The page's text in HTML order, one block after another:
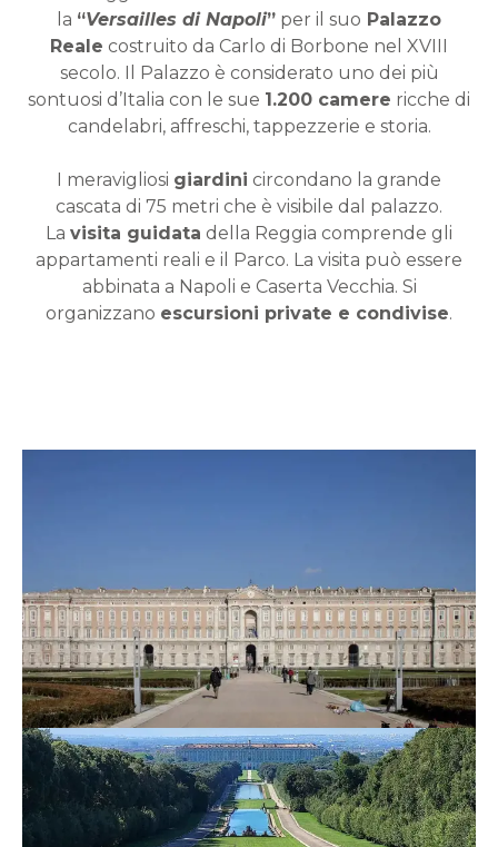
la “Versailles di Napoli” per il suo Palazzo
Reale costruito da Carlo di Borbone nel XVIII
secolo. Il Palazzo è considerato uno dei più
sontuosi d’Italia con le sue 1.200 camere ricche di
candelabri, affreschi, tappezzerie e storia.
I meravigliosi giardini circondano la grande
cascata di 75 metri che è visibile dal palazzo.
La visita guidata della Reggia comprende gli
appartamenti reali e il Parco. La visita può essere
abbinata a Napoli e Caserta Vecchia. Si
organizzano escursioni private e condivise.